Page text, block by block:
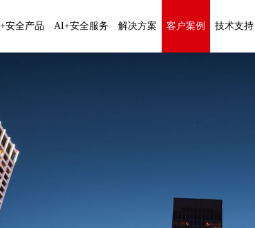
安全产品 AI+安全服务 解决方案 客户案例 技术支持